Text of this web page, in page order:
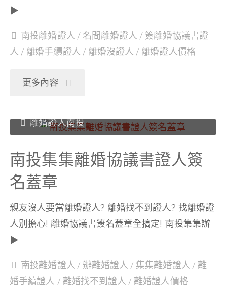
人
簽
蓋
▶
南投離婚證人 / 名間離婚證人 / 簽離婚協議書證
人 / 離婚手續證人 / 離婚沒證人 / 離婚證人價格
更多內容 "南
名
間
婚
離婚證人南投
南投集集離婚協議書證人簽
名蓋章
親友沒人要當離婚證人? 離婚找不到證人? 找離婚證
人別擔心! 離婚協議書簽名蓋章全搞定! 南投集集辦
▶
南投離婚證人 / 辦離婚證人 / 集集離婚證人 / 離
婚手續證人 / 離婚找不到證人 / 離婚證人價格